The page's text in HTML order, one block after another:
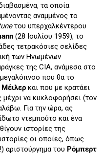
τα οποία
αναμμένος το
του υπερχαλκέντερου
(28 Ιουλίου 1959), το
τετρακόσιες σελίδες
των Ηνωμένων
της CIA, ανάμεσα στο
που θα το
και που με κρατάει
μέχρι να κυκλοφορήσει (τον
Για την ώρα, ας
ντεμπούτο και ένα
ιστορίες της
οι οποίες, όπως
αριστούργημα του Ρόμπερτ